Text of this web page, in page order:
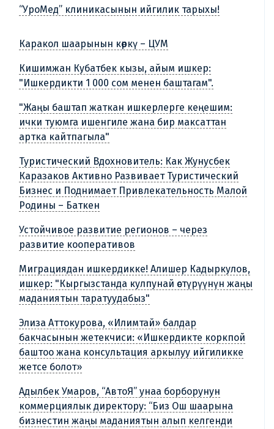
“УроМед” клиникасынын ийгилик тарыхы!
Каракол шаарынын көркү – ЦУМ
Кишимжан Кубатбек кызы, айым ишкер:
"Ишкердикти 1 000 сом менен баштагам".
"Жаңы баштап жаткан ишкерлерге кеңешим:
ички туюмга ишенгиле жана бир максаттан
артка кайтпагыла"
Туристический Вдохновитель: Как Жунусбек
Каразаков Активно Развивает Туристический
Бизнес и Поднимает Привлекательность Малой
Родины – Баткен
Устойчивое развитие регионов – через
развитие кооперативов
Миграциядан ишкердикке! Алишер Кадыркулов,
ишкер: "Кыргызстанда кулпунай өстүрүүнүн жаңы
маданиятын таратуудабыз"
Элиза Аттокурова, «Илимтай» балдар
бакчасынын жетекчиси: «Ишкердикте коркпой
баштоо жана консультация аркылуу ийгиликке
жетсе болот»
Адылбек Умаров, “АвтоЯ” унаа борборунун
коммерциялык директору: “Биз Ош шаарына
бизнестин жаңы маданиятын алып келгенди